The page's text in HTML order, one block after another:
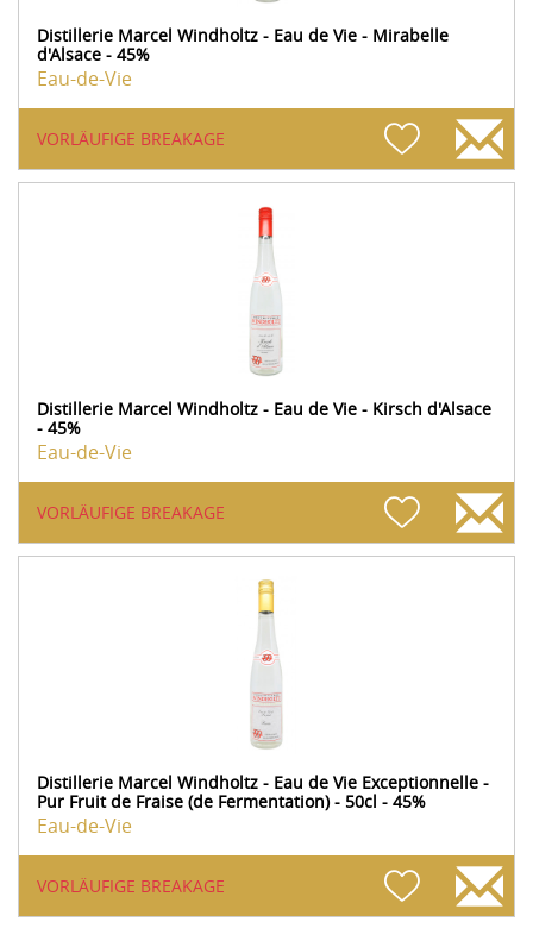
Distillerie Marcel Windholtz - Eau de Vie - Mirabelle
d'Alsace - 45%
Eau-de-Vie
VORLÄUFIGE BREAKAGE
Distillerie Marcel Windholtz - Eau de Vie - Kirsch d'Alsace
- 45%
Eau-de-Vie
VORLÄUFIGE BREAKAGE
Distillerie Marcel Windholtz - Eau de Vie Exceptionnelle -
Pur Fruit de Fraise (de Fermentation) - 50cl - 45%
Eau-de-Vie
VORLÄUFIGE BREAKAGE